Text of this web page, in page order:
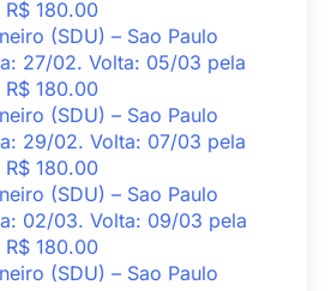
R$ 180.00
(SDU) – Sao Paulo
27/02. Volta: 05/03 pela
R$ 180.00
(SDU) – Sao Paulo
29/02. Volta: 07/03 pela
R$ 180.00
(SDU) – Sao Paulo
02/03. Volta: 09/03 pela
R$ 180.00
(SDU) – Sao Paulo